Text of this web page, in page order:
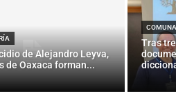
de Alejandro Leyva,
de Oaxaca forman...
Tras